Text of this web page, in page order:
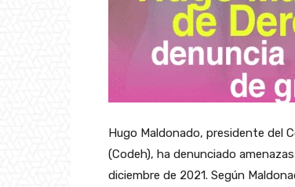
Hugo Maldonado, presidente del
(Codeh), ha denunciado
diciembre de 2021. Según